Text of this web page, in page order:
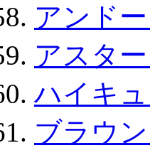
アンド
アスタ
ハイキ
ブラウ